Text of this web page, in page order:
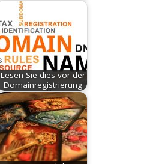
Lesen Sie dies vor der
Domainregistrierung